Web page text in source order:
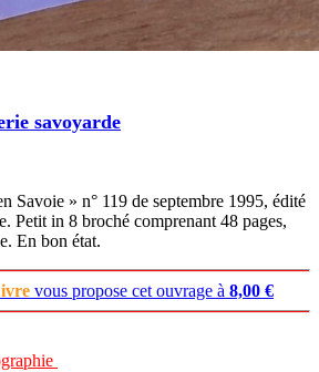
savoyarde
Savoie » n° 119 de septembre 1995, édité
Petit in 8 broché comprenant 48 pages,
En bon état.
vous propose cet ouvrage à 8,00 €